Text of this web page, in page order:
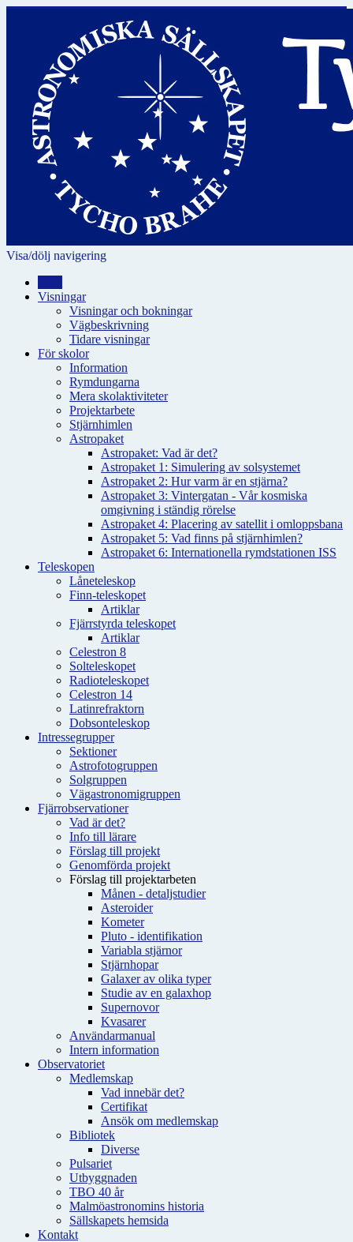
Visa/dölj navigering
Visningar
Visningar och bokningar
Vägbeskrivning
Tidare visningar
För skolor
Information
Rymdungarna
Mera skolaktiviteter
Projektarbete
Stjärnhimlen
Astropaket
Astropaket: Vad är det?
Astropaket 1: Simulering av solsystemet
Astropaket 2: Hur varm är en stjärna?
Astropaket 3: Vintergatan - Vår kosmiska
omgivning i ständig rörelse
Astropaket 4: Placering av satellit i omloppsbana
Astropaket 5: Vad finns på stjärnhimlen?
Astropaket 6: Internationella rymdstationen ISS
Teleskopen
Låneteleskop
Finn-teleskopet
Artiklar
Fjärrstyrda teleskopet
Artiklar
Celestron 8
Solteleskopet
Radioteleskopet
Celestron 14
Latinrefraktorn
Dobsonteleskop
Intressegrupper
Sektioner
Astrofotogruppen
Solgruppen
Vägastronomigruppen
Fjärrobservationer
Vad är det?
Info till lärare
Förslag till projekt
Genomförda projekt
Förslag till projektarbeten
Månen - detaljstudier
Asteroider
Kometer
Pluto - identifikation
Variabla stjärnor
Stjärnhopar
Galaxer av olika typer
Studie av en galaxhop
Supernovor
Kvasarer
Användarmanual
Intern information
Observatoriet
Medlemskap
Vad innebär det?
Certifikat
Ansök om medlemskap
Bibliotek
Diverse
Pulsariet
Utbyggnaden
TBO 40 år
Malmöastronomins historia
Sällskapets hemsida
Kontakt